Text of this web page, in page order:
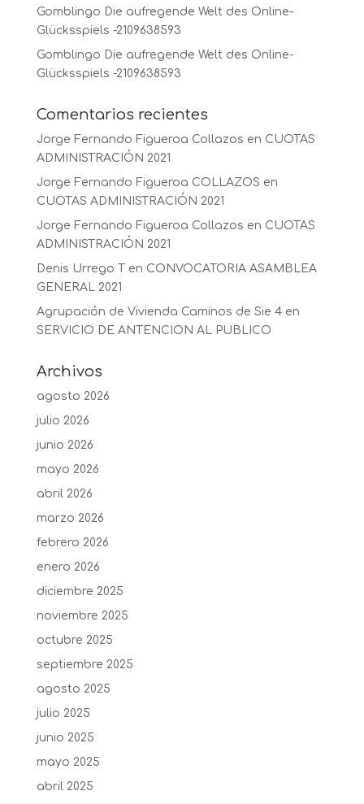
Gomblingo Die aufregende Welt des Online-
Glücksspiels -2109638593
Gomblingo Die aufregende Welt des Online-
Glücksspiels -2109638593
Comentarios recientes
Jorge Fernando Figueroa Collazos en CUOTAS
ADMINISTRACIÓN 2021
Jorge Fernando Figueroa COLLAZOS en
CUOTAS ADMINISTRACIÓN 2021
Jorge Fernando Figueroa Collazos en CUOTAS
ADMINISTRACIÓN 2021
Denis Urrego T
en CONVOCATORIA ASAMBLEA
GENERAL 2021
Agrupación de Vivienda Caminos de Sie 4en
SERVICIO DE ANTENCION AL PUBLICO
Archivos
agosto 2026
julio 2026
junio 2026
mayo 2026
abril 2026
marzo 2026
febrero 2026
enero 2026
diciembre 2025
noviembre 2025
octubre 2025
septiembre 2025
agosto 2025
julio 2025
junio 2025
mayo 2025
abril 2025